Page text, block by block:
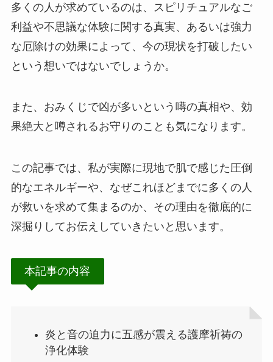
多くの人が求めているのは、スピリチュアルなご
利益や不思議な体験に関する真実、あるいは強力
な厄除けの効果によって、今の現状を打破したい
という想いではないでしょうか。
また、おみくじで凶が多いという噂の真相や、効
果絶大と噂されるお守りのことも気になります。
この記事では、私が実際に現地で肌で感じた圧倒
的なエネルギーや、なぜこれほどまでに多くの人
が救いを求めて集まるのか、その理由を徹底的に
深掘りしてお伝えしていきたいと思います。
本記事の内容
炎と音の迫力に五感が震える護摩祈祷の
浄化体験